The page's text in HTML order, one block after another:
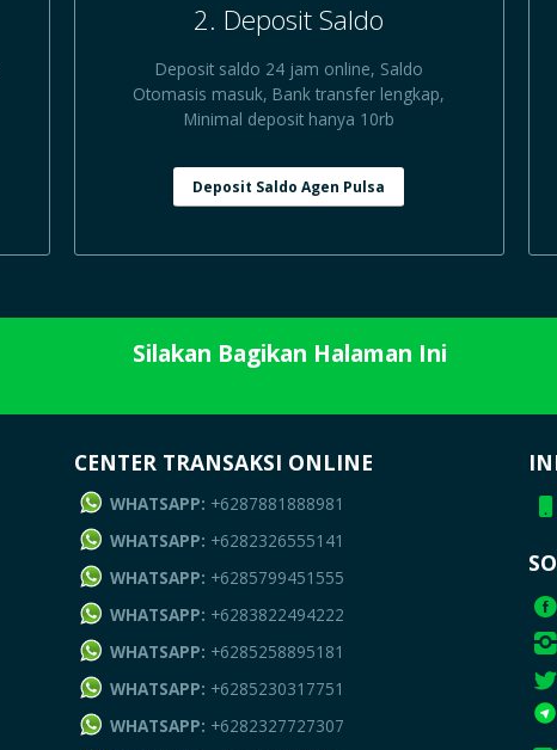
2. Deposit Saldo
Deposit saldo 24 jam online, Saldo
Otomasis masuk, Bank transfer lengkap,
Minimal deposit hanya 10rb
Deposit Saldo Agen Pulsa
Silakan Bagikan Halaman Ini
CENTER TRANSAKSI ONLINE
WHATSAPP: +6287881888981
WHATSAPP: +6282326555141
WHATSAPP: +6285799451555
WHATSAPP: +6283822494222
WHATSAPP: +6285258895181
WHATSAPP: +6285230317751
WHATSAPP: +6282327727307